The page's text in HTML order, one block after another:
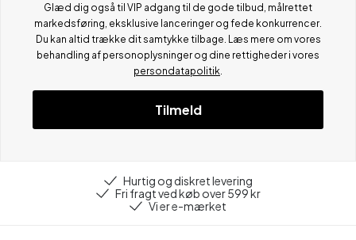
Glæd dig også til VIP adgang til de gode tilbud, målrettet
markedsføring, eksklusive lanceringer og fede konkurrencer.
Du kan altid trække dit samtykke tilbage. Læs mere om vores
behandling af personoplysninger og dine rettigheder i vores
persondatapolitik
Tilmeld
Hurtig og diskret levering
Fri fragt ved køb over 599 kr
Vi er e-mærket